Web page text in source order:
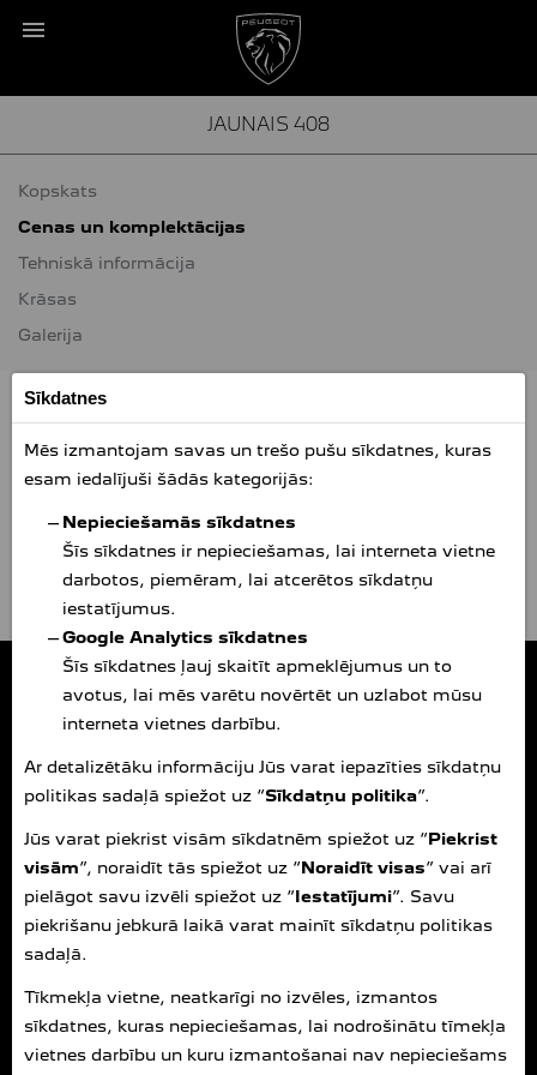
JAUNAIS 408
Kopskats
Cenas un komplektācijas
Tehniskā informācija
Krāsas
Galerija
Amserv Krasta
Peugeot autocentrs
(ADAM AUTO SIA)
Rīga, Krasta iela 66, LV-1019
E-pasts:
info.krasta@amserv.lv
peugeot.amserv.lv
Autosalona un administrācijas darba laiks darba dienās 9.00 – 18.00.
Svētdienās un svētku dienās autosalons ir slēgts.
Autoservisa darba laiks darba dienās 8.00 – 19.00.
Autoservisa darba laiks sestdienās 9.00 – 16.00.
Rezerves daļu tirdzniecība darba dienās 8.00 – 19.00.
Rezerves daļu tirdzniecība sestdienās 9.00 – 16.00.
Sīkdatnes
Mēs izmantojam savas un trešo pušu sīkdatnes, kuras
esam iedalījuši šādās kategorijās:
Nepieciešamās sīkdatnes
Šīs sīkdatnes ir nepieciešamas, lai interneta vietne
darbotos, piemēram, lai atcerētos sīkdatņu
iestatījumus.
Google Analytics sīkdatnes
Šīs sīkdatnes ļauj skaitīt apmeklējumus un to
avotus, lai mēs varētu novērtēt un uzlabot mūsu
interneta vietnes darbību.
Ar detalizētāku informāciju Jūs varat iepazīties sīkdatņu
politikas sadaļā spiežot uz “Sīkdatņu politika”.
Jūs varat piekrist visām sīkdatnēm spiežot uz “Piekrist
visām”, noraidīt tās spiežot uz “Noraidīt visas” vai arī
pielāgot savu izvēli spiežot uz “Iestatījumi”. Savu
piekrišanu jebkurā laikā varat mainīt sīkdatņu politikas
sadaļā.
Tīkmekļa vietne, neatkarīgi no izvēles, izmantos
sīkdatnes, kuras nepieciešamas, lai nodrošinātu tīmekļa
vietnes darbību un kuru izmantošanai nav nepieciešams